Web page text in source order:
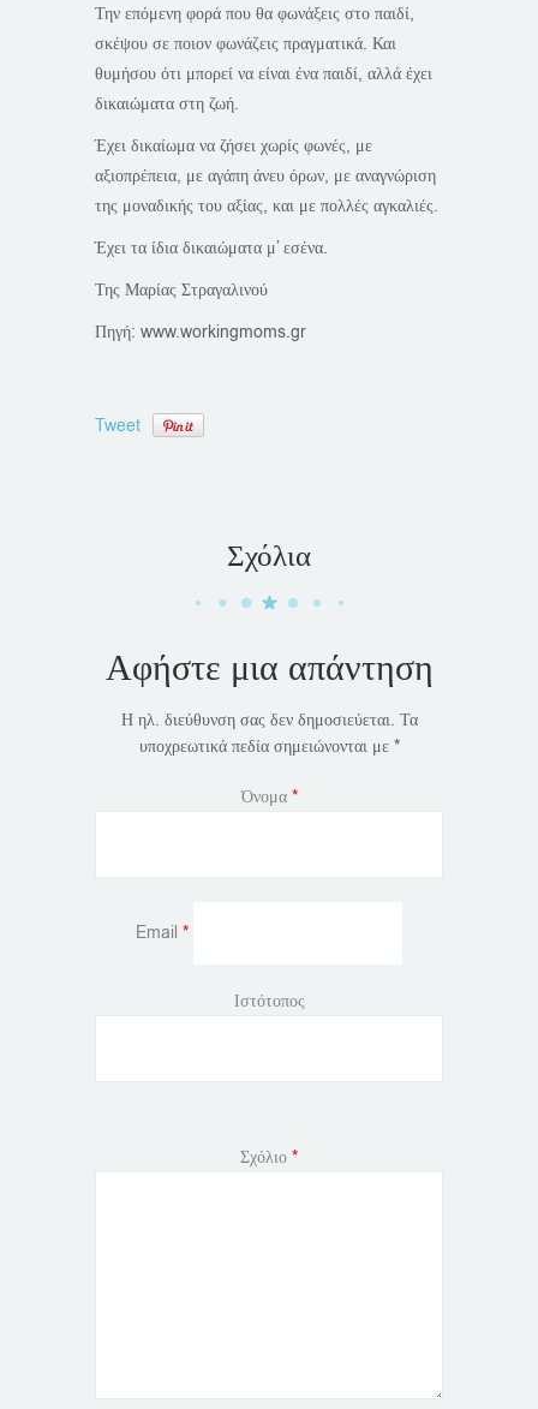
Την επόμενη φορά που θα φωνάξεις στο παιδί,
σκέψου σε ποιον φωνάζεις πραγματικά. Και
θυμήσου ότι μπορεί να είναι ένα παιδί, αλλά έχει
δικαιώματα στη ζωή.
Έχει δικαίωμα να ζήσει χωρίς φωνές, με
αξιοπρέπεια, με αγάπη άνευ όρων, με αναγνώριση
της μοναδικής του αξίας, και με πολλές αγκαλιές.
Έχει τα ίδια δικαιώματα μ’ εσένα.
Της Μαρίας Στραγαλινού
Πηγή: www.workingmoms.gr
Tweet
Σχόλια
Αφήστε μια απάντηση
Η ηλ. διεύθυνση σας δεν δημοσιεύεται. Τα
υποχρεωτικά πεδία σημειώνονται με *
Όνομα *
Email *
Ιστότοπος
Σχόλιο *